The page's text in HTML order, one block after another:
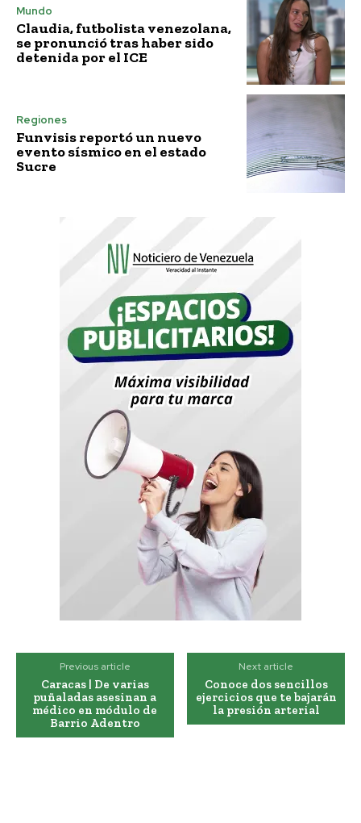
Mundo
Claudia, futbolista venezolana,
se pronunció tras haber sido
detenida por el ICE
Regiones
Funvisis reportó un nuevo
evento sísmico en el estado
Sucre
Previous article
Caracas | De varias
puñaladas asesinan a
médico en módulo de
Barrio Adentro
Next article
Conoce dos sencillos
ejercicios que te bajarán
la presión arterial